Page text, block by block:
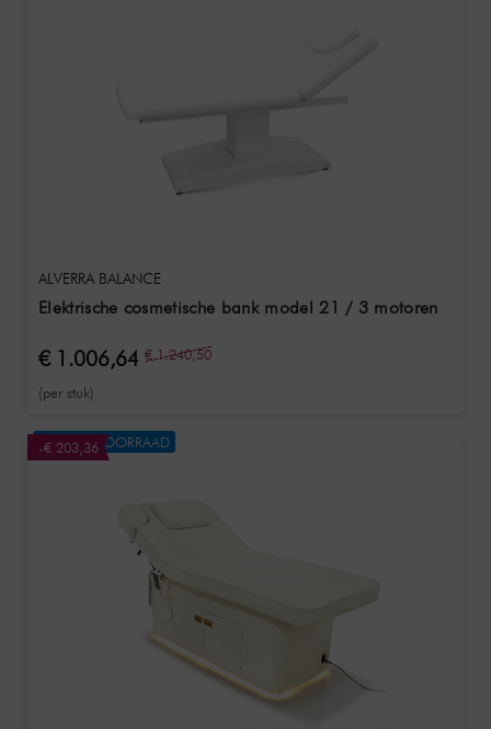
ALVERRA BALANCE
Elektrische cosmetische bank model 21 / 3 motoren
€ 1.006,64 € 1.240,50
(per stuk)
-€ 203,36
NIET OP VOORRAAD